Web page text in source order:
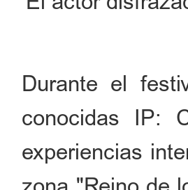
Durante el
conocidas IP:
experiencias